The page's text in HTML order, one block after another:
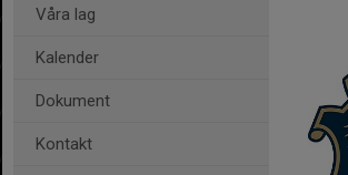
Våra lag
Kalender
Dokument
Kontakt